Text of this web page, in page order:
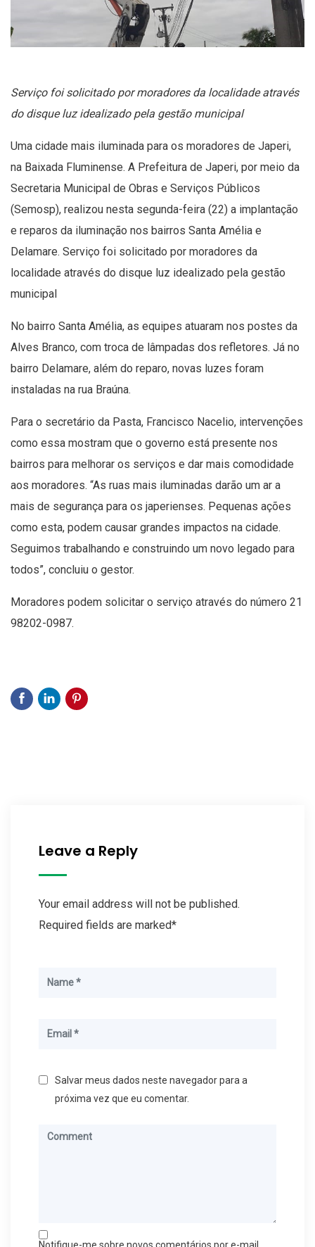
Serviço foi solicitado por moradores da localidade através
do disque luz idealizado pela gestão municipal
Uma cidade mais iluminada para os moradores de Japeri,
na Baixada Fluminense. A Prefeitura de Japeri, por meio da
Secretaria Municipal de Obras e Serviços Públicos
(Semosp), realizou nesta segunda-feira (22) a implantação
e reparos da iluminação nos bairros Santa Amélia e
Delamare. Serviço foi solicitado por moradores da
localidade através do disque luz idealizado pela gestão
municipal
No bairro Santa Amélia, as equipes atuaram nos postes da
Alves Branco, com troca de lâmpadas dos refletores. Já no
bairro Delamare, além do reparo, novas luzes foram
instaladas na rua Braúna.
Para o secretário da Pasta, Francisco Nacelio, intervenções
como essa mostram que o governo está presente nos
bairros para melhorar os serviços e dar mais comodidade
aos moradores. “As ruas mais iluminadas darão um ar a
mais de segurança para os japerienses. Pequenas ações
como esta, podem causar grandes impactos na cidade.
Seguimos trabalhando e construindo um novo legado para
todos”, concluiu o gestor.
Moradores podem solicitar o serviço através do número 21
98202-0987.
Leave a Reply
Your email address will not be published.
Required fields are marked*
Salvar meus dados neste navegador para a
próxima vez que eu comentar.